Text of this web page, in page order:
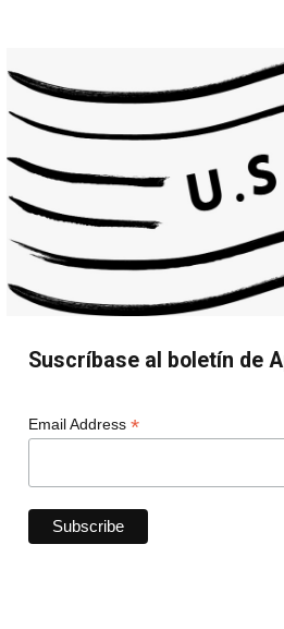
Suscríbase al boletín de
Email Address *